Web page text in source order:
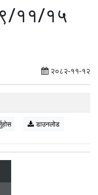
११/१५
२०८२-११-१२
डाउनलोड